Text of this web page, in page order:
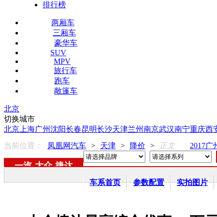
排行榜
两厢车
三厢车
豪华车
SUV
MPV
旅行车
跑车
敞篷车
北京
切换城市
北京 上海广州沈阳长春昆明长沙天津兰州南京武汉南宁重庆西
当前位置：
凤凰网汽车 > 天津 > 降价 > 正文 2017广
一汽-大众-捷达
车系首页 参数配置 实拍图片